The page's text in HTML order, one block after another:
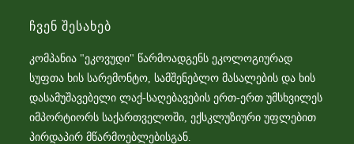
Ჩვენ Შესახებ
კომპანია "ეკოვუდი" წარმოადგენს ეკოლოგიურად
სუფთა ხის სარემონტო, სამშენებლო მასალების და ხის
დასამუშავებელი ლაქ-საღებავების ერთ-ერთ უმსხვილეს
იმპორტიორს საქართველოში, ექსკლუზიური უფლებით
პირდაპირ მწარმოებლებისგან.